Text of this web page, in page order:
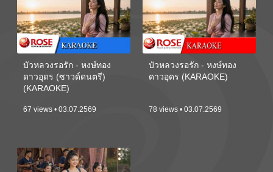
บัวหลวงรอรัก - หงษ์ทอง
ดาวอุดร (ซาวด์ดนตรี)
(KARAOKE)
67 views • 03.07.2569
บัวหลวงรอรัก - หงษ์ทอง
ดาวอุดร (KARAOKE)
78 views • 03.07.2569